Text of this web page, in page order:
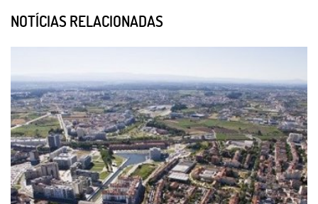
NOTÍCIAS RELACIONADAS